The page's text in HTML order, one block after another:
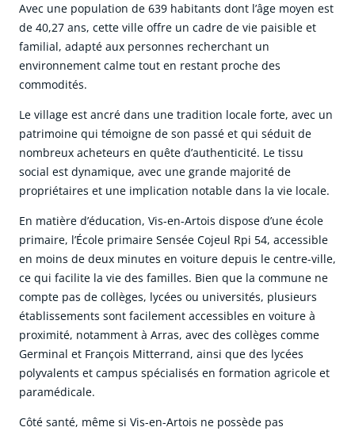
Avec une population de 639 habitants dont l’âge moyen est
de 40,27 ans, cette ville offre un cadre de vie paisible et
familial, adapté aux personnes recherchant un
environnement calme tout en restant proche des
commodités.
Le village est ancré dans une tradition locale forte, avec un
patrimoine qui témoigne de son passé et qui séduit de
nombreux acheteurs en quête d’authenticité. Le tissu
social est dynamique, avec une grande majorité de
propriétaires et une implication notable dans la vie locale.
En matière d’éducation, Vis-en-Artois dispose d’une école
primaire, l’École primaire Sensée Cojeul Rpi 54, accessible
en moins de deux minutes en voiture depuis le centre-ville,
ce qui facilite la vie des familles. Bien que la commune ne
compte pas de collèges, lycées ou universités, plusieurs
établissements sont facilement accessibles en voiture à
proximité, notamment à Arras, avec des collèges comme
Germinal et François Mitterrand, ainsi que des lycées
polyvalents et campus spécialisés en formation agricole et
paramédicale.
Côté santé, même si Vis-en-Artois ne possède pas